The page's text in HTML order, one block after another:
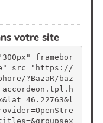
votre site
framebor
src="https://
?BazaR/baz